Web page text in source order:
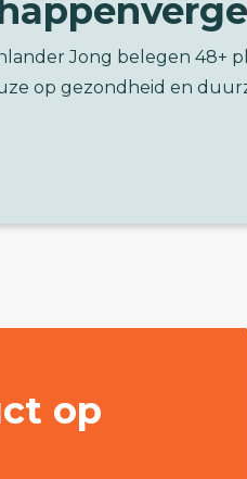
Jong belegen 48+
op gezondheid en
op